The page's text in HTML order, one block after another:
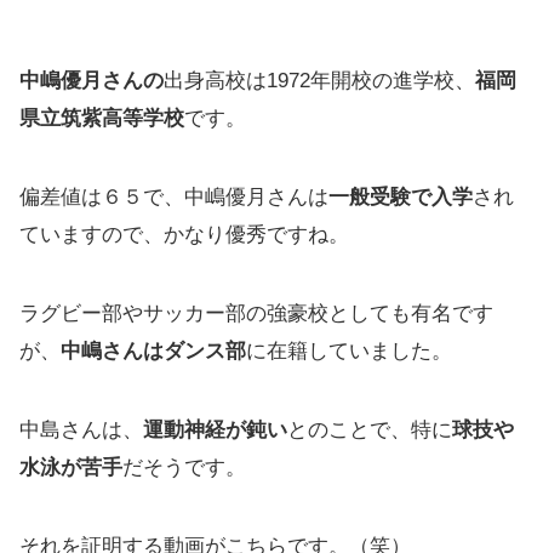
中嶋優月さんの出身高校は1972年開校の進学校、 福岡
県立筑紫高等学校です。
偏差値は６５で、中嶋優月さんは一般受験で入学され
ていますので、かなり優秀ですね。
ラグビー部やサッカー部の強豪校としても有名です
が、 中嶋さんはダンス部に在籍していました。
中島さんは、 運動神経が鈍いとのことで、特に球技や
水泳が苦手だそうです。
それを証明する動画がこちらです。（笑）